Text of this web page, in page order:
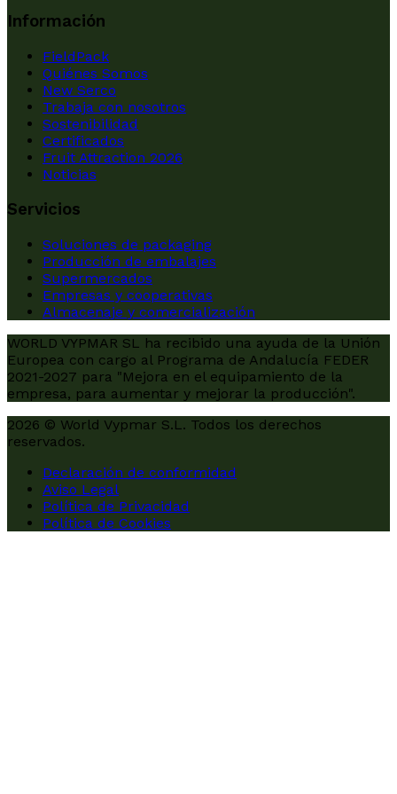
Información
FieldPack
Quiénes Somos
New Serco
Trabaja con nosotros
Sostenibilidad
Certificados
Fruit Attraction 2026
Noticias
Servicios
Soluciones de packaging
Producción de embalajes
Supermercados
Empresas y cooperativas
Almacenaje y comercialización
WORLD VYPMAR SL ha recibido una ayuda de la Unión
Europea con cargo al Programa de Andalucía FEDER
2021-2027 para "Mejora en el equipamiento de la
empresa, para aumentar y mejorar la producción".
2026 © World Vypmar S.L. Todos los derechos
reservados.
Declaración de conformidad
Aviso Legal
Política de Privacidad
Política de Cookies